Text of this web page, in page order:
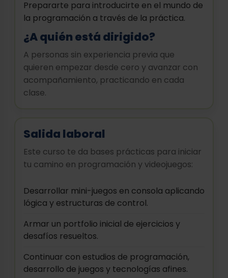
Prepararte para introducirte en el mundo de
la programación a través de la práctica.
¿A quién está dirigido?
A personas sin experiencia previa que
quieren empezar desde cero y avanzar con
acompañamiento, practicando en cada
clase.
Salida laboral
Este curso te da bases prácticas para iniciar
tu camino en programación y videojuegos:
Desarrollar mini-juegos en consola aplicando
lógica y estructuras de control.
Armar un portfolio inicial de ejercicios y
desafíos resueltos.
Continuar con estudios de programación,
desarrollo de juegos y tecnologías afines.